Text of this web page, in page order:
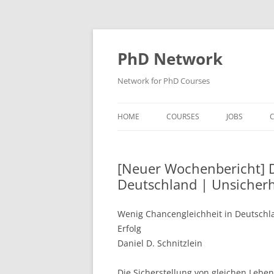
Skip
content
PhD Network
Network for PhD Courses
HOME COURSES
GESIS
GIGA HAMBURG
HSU HAMBURG
HWWI
IAB
JOBS
[Neuer Wochenbericht]
Deutschland |
Wenig Chancengleichheit in
Erfolg
Daniel D. Schnitzlein